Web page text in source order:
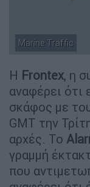
Marine Traffic
Η Frontex, η
αναφέρει ότι
σκάφος με
GMT την
αρχές. Το
γραμμή
που